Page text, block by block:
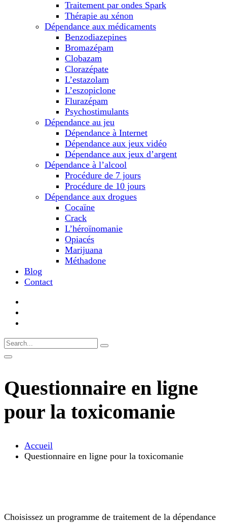
Traitement par ondes Spark
Thérapie au xénon
Dépendance aux médicaments
Benzodiazepines
Bromazépam
Clobazam
Clorazépate
L’estazolam
L’eszopiclone
Flurazépam
Psychostimulants
Dépendance au jeu
Dépendance à Internet
Dépendance aux jeux vidéo
Dépendance aux jeux d’argent
Dépendance à l’alcool
Procédure de 7 jours
Procédure de 10 jours
Dépendance aux drogues
Cocaïne
Crack
L’héroïnomanie
Opiacés
Marijuana
Méthadone
Blog
Contact
Questionnaire en ligne
pour la toxicomanie
Accueil
Questionnaire en ligne pour la toxicomanie
Choisissez un programme de traitement de la dépendance